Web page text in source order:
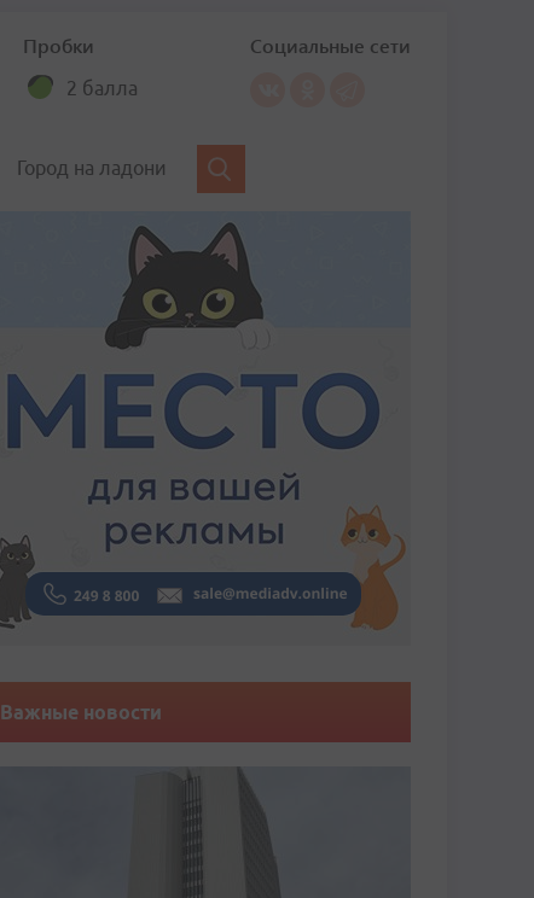
Пробки
2 балла
Социальные сети
Город на ладони
Важные новости